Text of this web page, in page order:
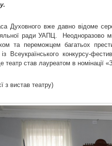
Духовного вже давно відоме
ради УАПЦ.
Неодноразово
та переможцем багатьох
із Всеукраїнського конкурсу-
театр став лауреатом в номінації
з вистав театру)